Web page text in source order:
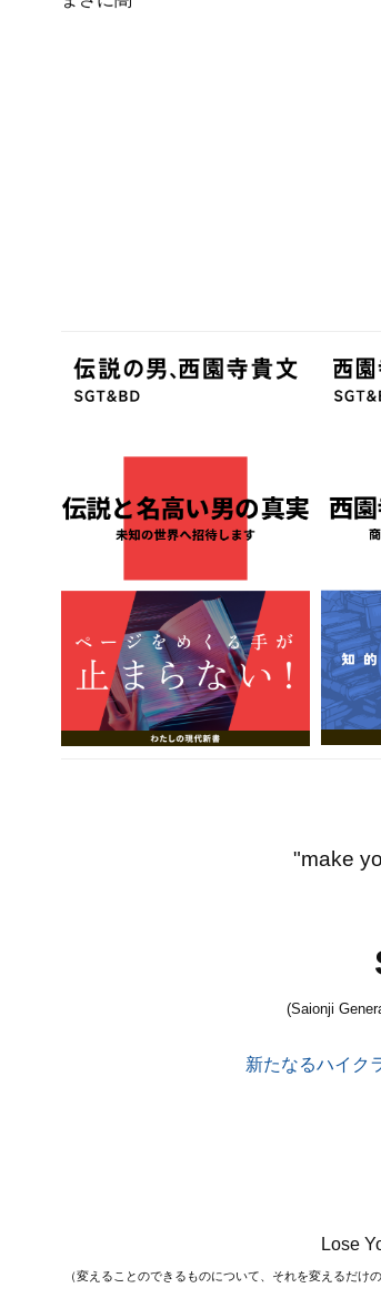
"make
(Saionji
新たなるハイク
Lose
（変えることのできるものについて、それを変えるだ